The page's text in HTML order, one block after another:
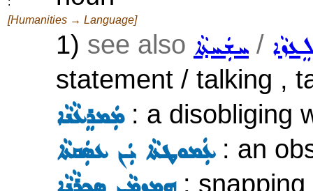
[Humanities → Language]
1) see also ܚܫܲܚܬ݂ܵܐ /
statement / talking ,
ܡܲܡܪܸܥܵܢܵܐ: a disobliging
ܥܲܡܘܛܬܵܐ ܝܲܢ ܥܣܲܩܬܵܐ: an
: